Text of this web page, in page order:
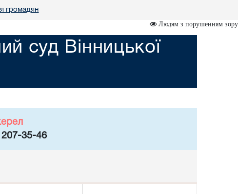
громадян
Людям з порушенням зору
суд Вінницької
207-35-46